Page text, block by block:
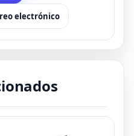
electrónico